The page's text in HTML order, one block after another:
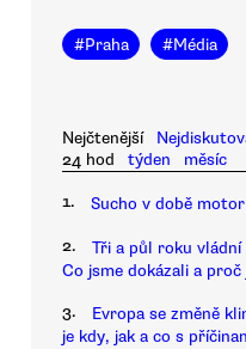
#Praha #Média
Nejčtenější
24 hod
týden měsíc
1. Sucho v době
2.
Tři a půl roku
Co jsme dokázali a proč
3.
Evropa se změně
je kdy, jak a co s